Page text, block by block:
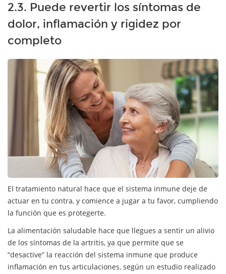
2.3. Puede revertir los síntomas de
dolor, inflamación y rigidez por
completo
El tratamiento natural hace que el sistema inmune deje de
actuar en tu contra, y comience a jugar a tu favor, cumpliendo
la función que es protegerte.
La alimentación saludable hace que llegues a sentir un alivio
de los síntomas de la artritis, ya que permite que se
“desactive” la reacción del sistema inmune que produce
inflamación en tus articulaciones, según un estudio realizado